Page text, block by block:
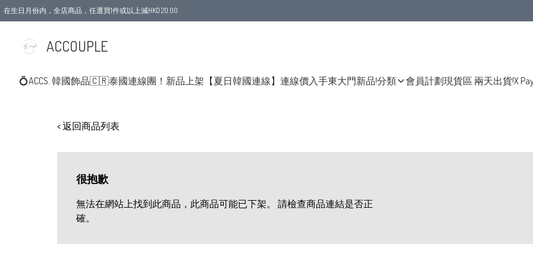
在生日月份内，全店商品，任選買1件或以上減HKD 20.00
ACCOUPLE
💍ACCS. 韓國飾品🇨🇷泰國連線團！新品上架 【夏日韓國連線】連線價入手東大門新品!分類 會員計劃現貨區 兩天出貨!X
< 返回商品列表
很抱歉
無法在網站上找到此商品，此商品可能已下架。 請檢查商品連結是否正
確。